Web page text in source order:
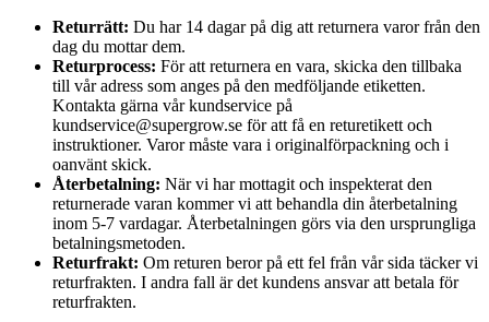
Returrätt: Du har 14 dagar på dig att returnera varor från den
dag du mottar dem.
Returprocess: För att returnera en vara, skicka den tillbaka
till vår adress som anges på den medföljande etiketten.
Kontakta gärna vår kundservice på
kundservice@supergrow.se för att få en returetikett och
instruktioner. Varor måste vara i originalförpackning och i
oanvänt skick.
Återbetalning: När vi har mottagit och inspekterat den
returnerade varan kommer vi att behandla din återbetalning
inom 5-7 vardagar. Återbetalningen görs via den ursprungliga
betalningsmetoden.
Returfrakt: Om returen beror på ett fel från vår sida täcker vi
returfrakten. I andra fall är det kundens ansvar att betala för
returfrakten.